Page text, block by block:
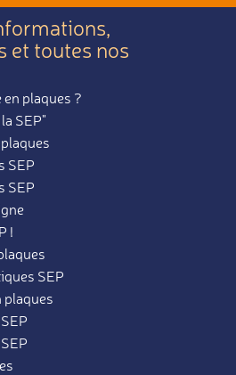
et toutes nos
en plaques ?
SEP"
SEP
SEP
!
SEP
plaques